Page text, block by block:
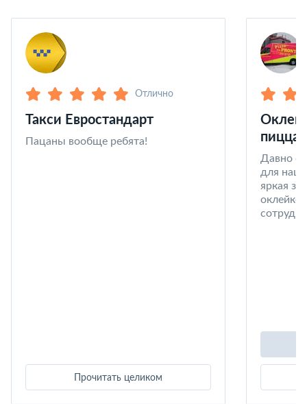
Отлично
Такси Евростандарт
Пацаны вообще ребята!
Прочитать целиком
пицца
Давно
для
яркая
оклейке